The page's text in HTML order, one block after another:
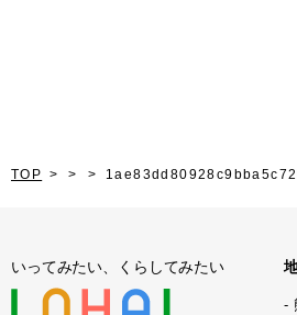
TOP
いってみたい、くらしてみたい